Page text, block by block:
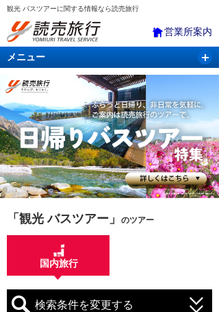
観光 バスツアーに関する情報なら読売旅行
営業所案内
メニュー
国内旅行 バスツアー 海外旅行 クルーズ
航空・ＪＲ＋宿泊 航空券＆ホテル
「観光 バスツアー」 のツアー
国内旅行
検索条件を変更する